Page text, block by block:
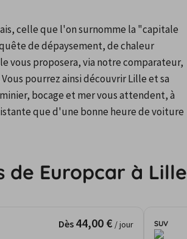
celle que l'on surnomme la "capitale
de dépaysement, de chaleur
vous proposera, via notre comparateur,
pourrez ainsi découvrir Lille et sa
bocage et mer vous attendent, à
que d'une bonne heure de voiture
de Europcar à Lille
Dès 44,00 € / jour SUV